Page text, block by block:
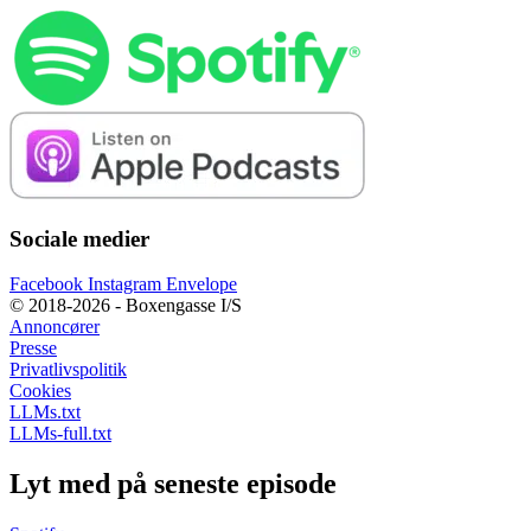
Sociale medier
Facebook Instagram Envelope
© 2018-2026 - Boxengasse I/S
Annoncører
Presse
Privatlivspolitik
Cookies
LLMs.txt
LLMs-full.txt
Lyt med på seneste episode